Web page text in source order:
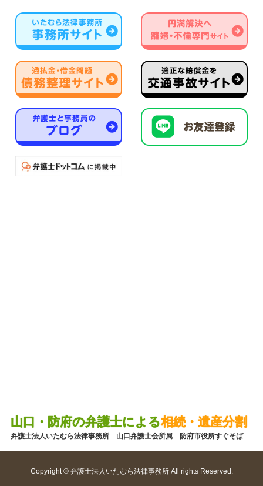
山口・防府の弁護士による相続・遺産分割
弁護士法人いたむら法律事務所 山口弁護士会所属 防府市役所すぐそば
Copyright © 弁護士法人いたむら法律事務所 All rights Reserved.